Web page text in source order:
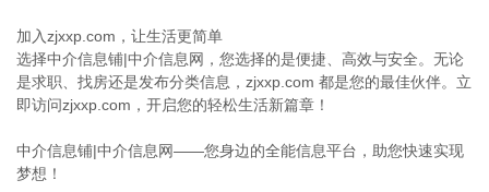
加入zjxxp.com，让生活更简单
选择中介信息铺|中介信息网，您选择的是便捷、高效与安全。无论
是求职、找房还是发布分类信息，zjxxp.com 都是您的最佳伙伴。立
即访问zjxxp.com，开启您的轻松生活新篇章！
中介信息铺|中介信息网——您身边的全能信息平台，助您快速实现
梦想！